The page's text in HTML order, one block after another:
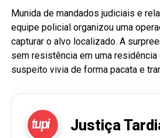
Munida de mandados judiciais e
equipe policial organizou uma
capturar o alvo localizado. A
sem resistência em uma residência
suspeito vivia de forma pacata e
tupi Justiça